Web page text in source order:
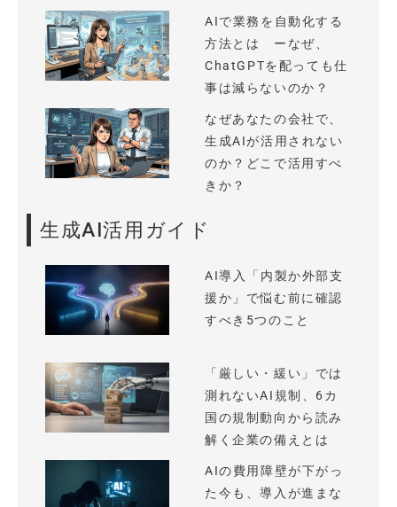
AIで業務を自動化する
方法とは ーなぜ、
ChatGPTを配っても仕
事は減らないのか？
なぜあなたの会社で、
生成AIが活用されない
のか？どこで活用すべ
きか？
生成AI活用ガイド
AI導入「内製か外部支
援か」で悩む前に確認
すべき5つのこと
「厳しい・緩い」では
測れないAI規制、6カ
国の規制動向から読み
解く企業の備えとは
AIの費用障壁が下がっ
た今も、導入が進まな